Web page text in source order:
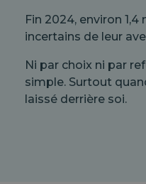
Fin 2024, environ
incertains de leur
Ni par choix ni par
simple. Surtout
laissé derrière soi.